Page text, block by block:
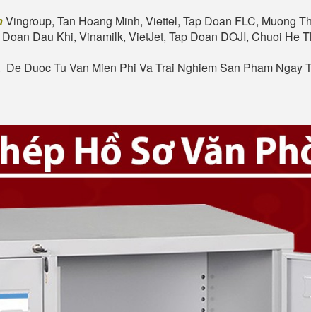
Vingroup, Tan Hoang Minh, Viettel, Tap Doan FLC, Muong
Dau Khi, Vinamilk, VietJet, Tap Doan DOJI, Chuoi He
De Duoc Tu Van Mien Phi Va Trai Nghiem San Pham Ngay